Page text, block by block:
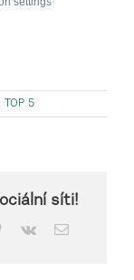
, TOP 5
síti!
Pinterest
Vk Email